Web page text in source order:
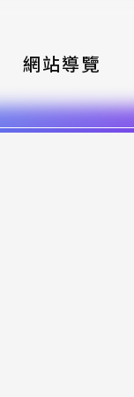
網站導覽